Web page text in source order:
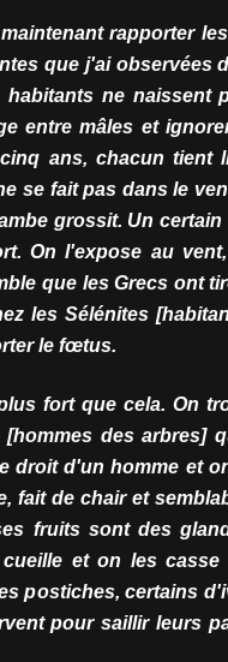
rapporter
que j'ai observées
ne naissent
entre mâles et
ans, chacun tient
se fait pas dans le
grossit. Un
On l'expose au
que les Grecs ont
les Sélénites
le fœtus.
fort que cela. On
des arbres]
droit d'un homme et
fait de chair et
fruits sont des
et on les
postiches, certains
pour saillir leurs